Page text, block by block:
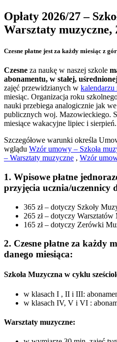
Opłaty 2026/27 –
Warsztaty muzyczne,
Czesne płatne jest za każdy miesiąc z
Czesne za naukę w naszej szkole
abonamentu, w stałej,
zajęć przewidzianych w
miesiąc. Organizacja roku
nauki przebiega analogicznie jak
publicznych woj. Mazowieckiego.
miesiące wakacyjne lipiec i sierpień.
Szczegółowe warunki określa
wglądu Wzór umowy – Szkoła
– Warsztaty muzyczne , Wzór
1. Wpisowe płatne
przyjęcia ucznia/uczennicy
365 zł – dotyczy Szkoły
265 zł – dotyczy
165 zł – dotyczy Zerówki
2. Czesne płatne za każdy
danego miesiąca:
Szkoła Muzyczna w cyklu
w klasach I , II i III:
w klasach IV, V i VI :
Warsztaty muzyczne: